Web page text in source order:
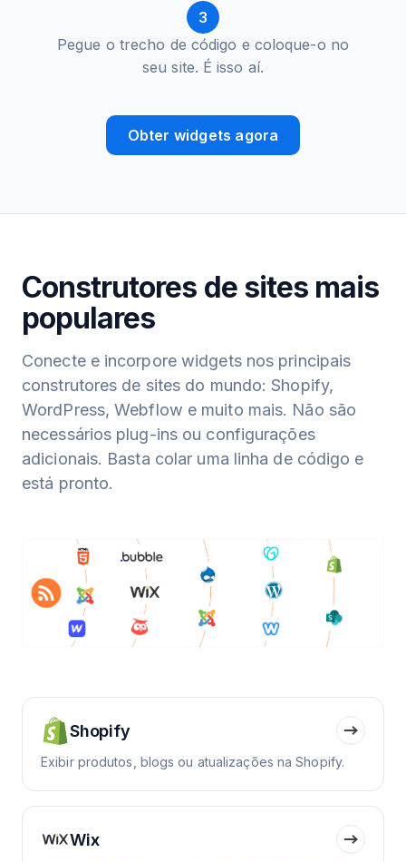
3
Pegue o trecho de código e coloque-o no
seu site. É isso aí.
Obter widgets agora
Construtores de sites mais
populares
Conecte e incorpore widgets nos principais
construtores de sites do mundo: Shopify,
WordPress, Webflow e muito mais. Não são
necessários plug-ins ou configurações
adicionais. Basta colar uma linha de código e
está pronto.
Shopify
Exibir produtos, blogs ou atualizações na Shopify.
Wix